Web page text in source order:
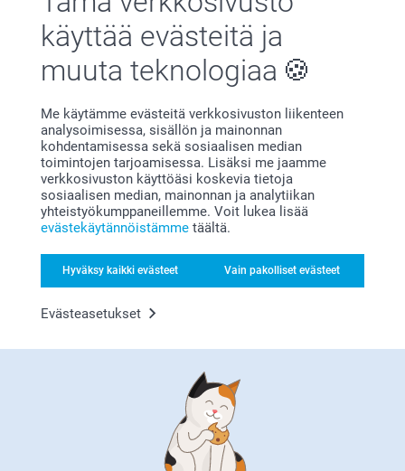
käyttää evästeitä ja
muuta teknologiaa
Me käytämme evästeitä verkkosivuston liikenteen
analysoimisessa, sisällön ja mainonnan
kohdentamisessa sekä sosiaalisen median
toimintojen tarjoamisessa. Lisäksi me jaamme
verkkosivuston käyttöäsi koskevia tietoja
sosiaalisen median, mainonnan ja analytiikan
yhteistyökumppaneillemme. Voit lukea lisää
evästekäytännöistämme täältä.
Hyväksy kaikki evästeet Vain pakolliset evästeet
Evästeasetukset
Uusi mallia
Esiliina AI:lla
3 mallia
Alkaen 20,95
Lasipurkit & Lasiputket
korkilla - 12 kpl
4 mallia
Alkaen 28,95
Vinkkejä ja niksejä
pelikortteihimme liittyen
Pelikorttien painaminen: huippuidea!
olevista eduista on tietysti henkilökohtainen luonne.
Personointimahdollisuudet ovat lukuisat, sillä voit laittaa
luodaksesi korttipelin, joka sopii persoonallisuuteesi tai
tuoda ihmisiä yhteen peliiltaan ja viettää laatuaikaa
Korttipelit, joita voit pelata persoonallisilla